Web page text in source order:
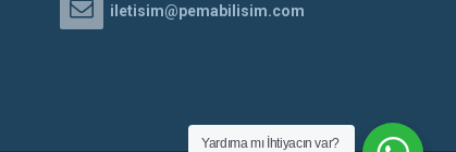
iletisim@pemabilisim.com
Yardıma mı İhtiyacın var?